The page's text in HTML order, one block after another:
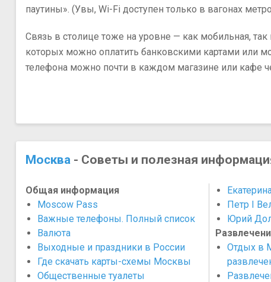
паутины». (Увы, Wi-Fi доступен только в вагонах
Связь в столице тоже на уровне — как мобильная,
которых можно оплатить банковскими картами или
телефона можно почти в каждом магазине или кафе
Москва - Советы и полезная
Общая информация
Moscow Pass
Важные телефоны. Полный список
Валюта
Выходные и праздники в России
Где скачать карты-схемы Москвы
Общественные туалеты
Петр I
Юрий
Отдых в